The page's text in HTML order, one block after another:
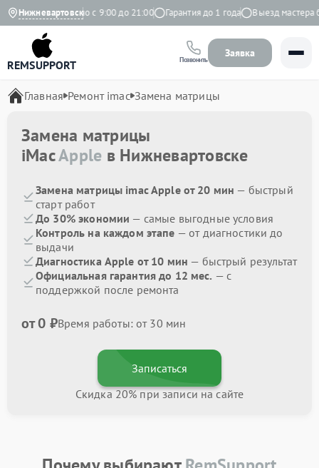
Нижневартовск
Ежедневно с 9:00 до 21:00 Гарантия до 1 года Выезд мастера
REMSUPPORT Позвонить
Заявка
Главная Ремонт imac Замена матрицы
Замена матрицы
iMacApple в Нижневартовске
Замена матрицы imac Apple от 20 мин — быстрый
старт работ
До 30% экономии — самые выгодные условия
Контроль на каждом этапе — от диагностики до
выдачи
Диагностика Apple от 10 мин — быстрый результат
Официальная гарантия до 12 мес. — с
поддержкой после ремонта
от 0 ₽Время работы: от 30 мин
Записаться
Скидка 20% при записи на сайте